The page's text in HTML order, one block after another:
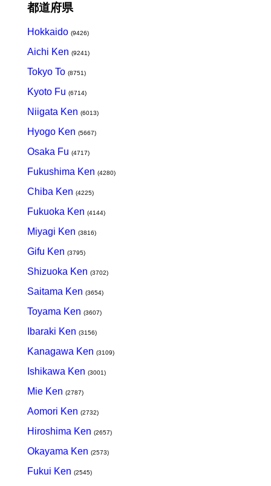
都道府県
Hokkaido (9426)
Aichi Ken (9241)
Tokyo To (8751)
Kyoto Fu (6714)
Niigata Ken (6013)
Hyogo Ken (5667)
Osaka Fu (4717)
Fukushima Ken (4280)
Chiba Ken (4225)
Fukuoka Ken (4144)
Miyagi Ken (3816)
Gifu Ken (3795)
Shizuoka Ken (3702)
Saitama Ken (3654)
Toyama Ken (3607)
Ibaraki Ken (3156)
Kanagawa Ken (3109)
Ishikawa Ken (3001)
Mie Ken (2787)
Aomori Ken (2732)
Hiroshima Ken (2657)
Okayama Ken (2573)
Fukui Ken (2545)